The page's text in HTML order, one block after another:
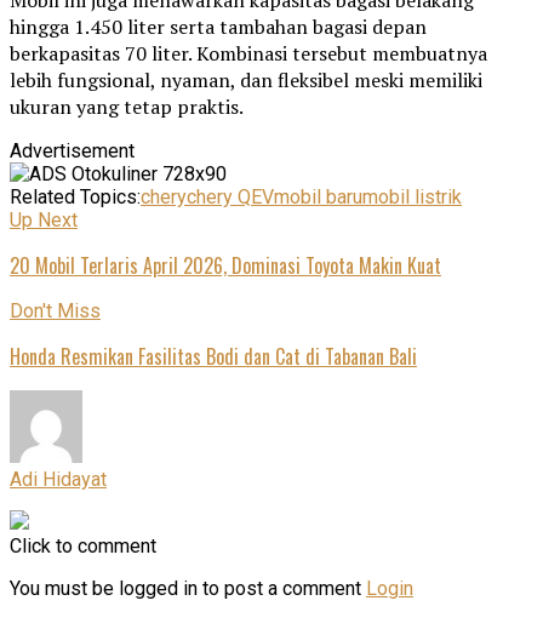
hingga 1.450 liter serta tambahan bagasi depan
berkapasitas 70 liter. Kombinasi tersebut membuatnya
lebih fungsional, nyaman, dan fleksibel meski memiliki
ukuran yang tetap praktis.
Advertisement
Related Topics:cherychery Q EVmobil barumobil listrik
Up Next
20 Mobil Terlaris April 2026, Dominasi Toyota Makin Kuat
Don't Miss
Honda Resmikan Fasilitas Bodi dan Cat di Tabanan Bali
Adi Hidayat
Click to comment
You must be logged in to post a comment Login